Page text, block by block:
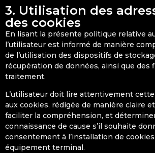
3. Utilisation des
des cookies
En lisant la présente politique relative
l’utilisateur est informé de manière
de l’utilisation des dispositifs de
récupération de données, ainsi que des
traitement.
L’utilisateur doit lire attentivement
aux cookies, rédigée de manière claire
faciliter la compréhension, et
connaissance de cause s’il souhaite
consentement à l’installation de
équipement terminal.